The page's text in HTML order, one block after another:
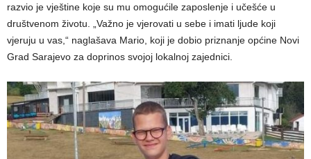
razvio je vještine koje su mu omogućile zaposlenje i učešće u
društvenom životu. „Važno je vjerovati u sebe i imati ljude koji
vjeruju u vas,“ naglašava Mario, koji je dobio priznanje općine Novi
Grad Sarajevo za doprinos svojoj lokalnoj zajednici.